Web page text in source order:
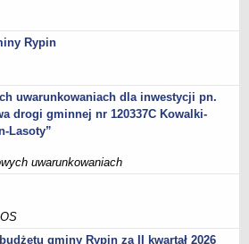
GOPS, Instytucja kultury, OSP
Rypin
uwarunkowaniach dla inwestycji pn.
drogi gminnej nr 120337C Kowalki-
Lasoty”
uwarunkowaniach
gminy Rypin za II kwartał 2026